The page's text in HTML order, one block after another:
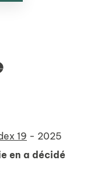
19 - 2025
en a décidé